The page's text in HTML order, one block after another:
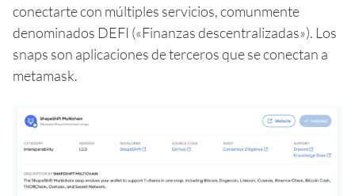
conectarte con múltiples servicios, comunmente
denominados DEFI («Finanzas descentralizadas»). Los
snaps son aplicaciones de terceros que se conectan a
metamask.